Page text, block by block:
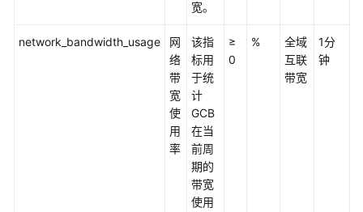
使
宽。
network_bandwidth_usage
网
络
带
宽
使
用
率
该指
标用
于统
计
GCB
在当
前周
期的
带宽
使用
≥
0
%
全域
互联
带宽
1分
钟